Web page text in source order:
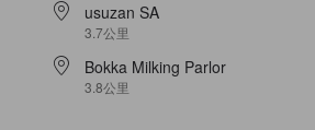
usuzan SA
3.7公里
Bokka Milking Parlor
3.8公里